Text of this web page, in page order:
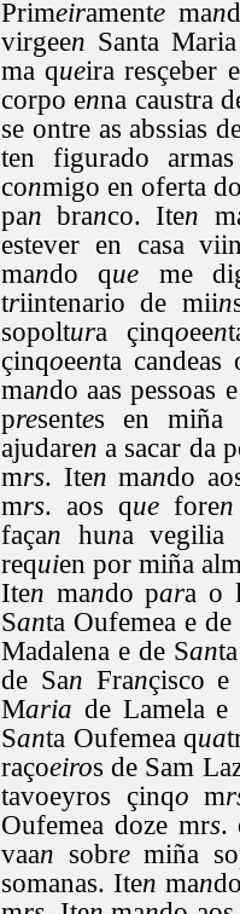
Primeiramente man
virgeen Santa
ma queira resçeber e
corpo enna caustra
se ontre as abssias
ten figurado
conmigo en oferta
pan branco. Iten
estever en casa
mando que me
triintenario de miin
sopoltura çinqoeen
çinqoeenta candeas
mando aas pessoas
presentes en miña
ajudaren a sacar da
mrs. Iten mando
mrs. aos que foren
façan huna vegilia
requien por miña
Iten mando para o
Santa Oufemea e de
Madalena e de San
de San Françisco
Maria de Lamela e
Santa Oufemea qua
raçoeiros de Sam
tavoeyros çinqo m
Oufemea doze mrs.
vaan sobremiña
somanas. Iten man